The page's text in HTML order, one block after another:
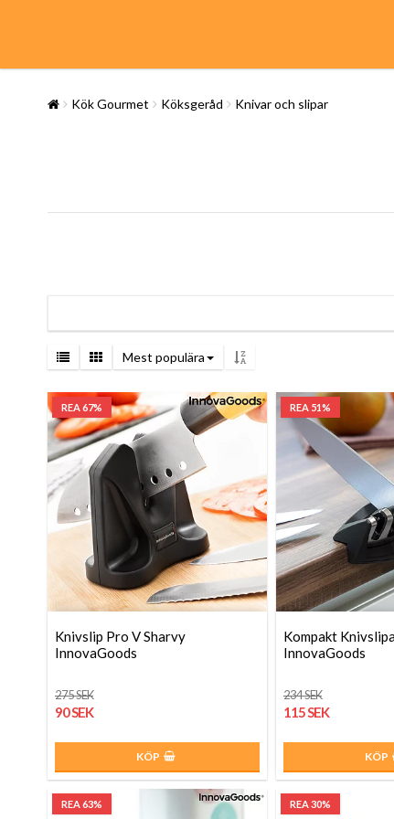
Kök Gourmet Köksgeråd Knivar och slipar
Mest populära
REA 67%
Knivslip Pro V Sharvy
InnovaGoods
275 SEK
90 SEK
KÖP
REA 51%
Kompakt
InnovaGoods
234 SEK
115 SEK
KÖP
REA 63% REA 30%